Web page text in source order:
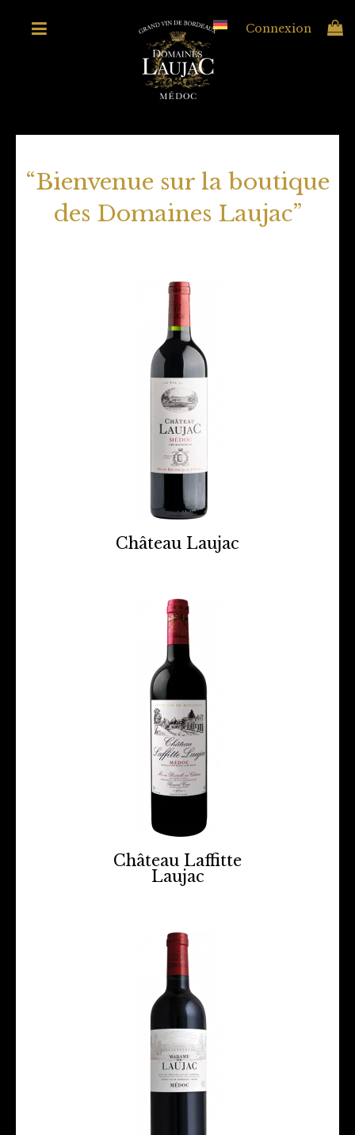
Connexion
“Bienvenue sur la boutique
des Domaines Laujac”
Château Laujac
Château Laffitte
Laujac